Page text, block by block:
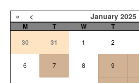
« < January 2025
M T W T
30
31 1 2
6 7 8 9